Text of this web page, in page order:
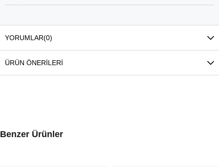
YORUMLAR(0)
ÜRÜN ÖNERILERI
Benzer Ürünler